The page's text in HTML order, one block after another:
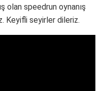
olan speedrun oynanış
Keyifli seyirler dileriz.